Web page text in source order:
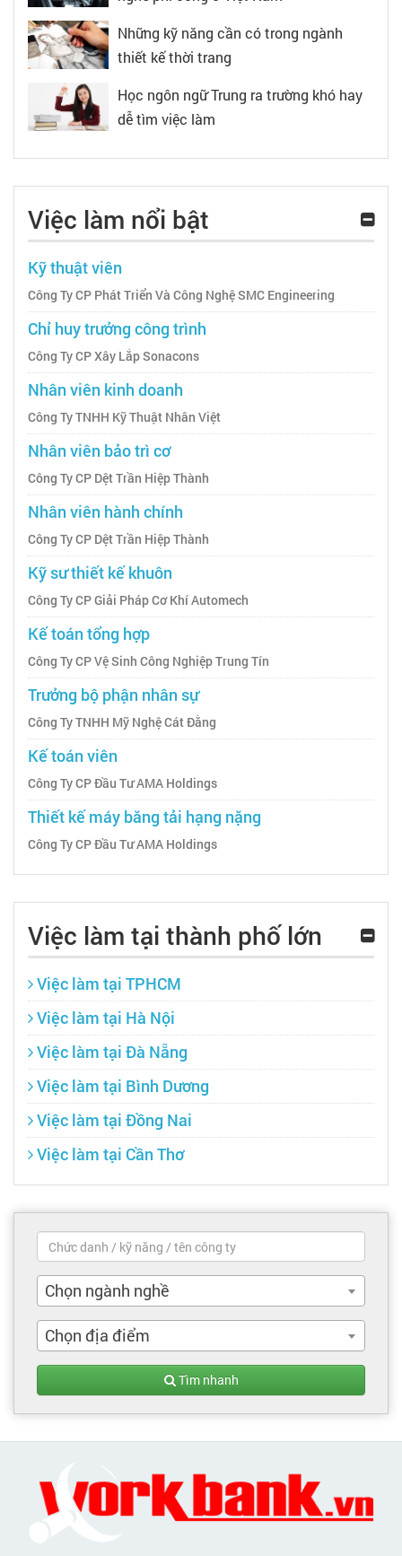
Những kỹ năng cần có trong ngành
thiết kế thời trang
Học ngôn ngữ Trung ra trường khó hay
dễ tìm việc làm
Việc làm nổi bật
Kỹ thuật viên
Công Ty CP Phát Triển Và Công Nghệ SMC Engineering
Chỉ huy trưởng công trình
Công Ty CP Xây Lắp Sonacons
Nhân viên kinh doanh
Công Ty TNHH Kỹ Thuật Nhân Việt
Nhân viên bảo trì cơ
Công Ty CP Dệt Trần Hiệp Thành
Nhân viên hành chính
Công Ty CP Dệt Trần Hiệp Thành
Kỹ sư thiết kế khuôn
Công Ty CP Giải Pháp Cơ Khí Automech
Kế toán tổng hợp
Công Ty CP Vệ Sinh Công Nghiệp Trung Tín
Trưởng bộ phận nhân sự
Công Ty TNHH Mỹ Nghệ Cát Đằng
Kế toán viên
Công Ty CP Đầu Tư AMA Holdings
Thiết kế máy băng tải hạng nặng
Công Ty CP Đầu Tư AMA Holdings
Việc làm tại thành phố lớn
Việc làm tại TPHCM
Việc làm tại Hà Nội
Việc làm tại Đà Nẵng
Việc làm tại Bình Dương
Việc làm tại Đồng Nai
Việc làm tại Cần Thơ
Chọn ngành nghề
Chọn địa điểm
Tìm nhanh